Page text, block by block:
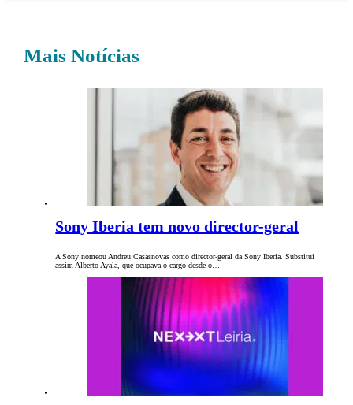
Mais Notícias
Sony Iberia tem novo director-geral
A Sony nomeou Andreu Casasnovas como director-geral da Sony Iberia. Substitui
assim Alberto Ayala, que ocupava o cargo desde o…